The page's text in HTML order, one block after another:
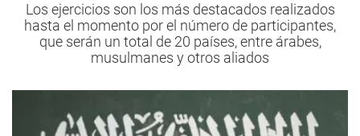
Los ejercicios son los más destacados realizados
hasta el momento por el número de participantes,
que serán un total de 20 países, entre árabes,
musulmanes y otros aliados